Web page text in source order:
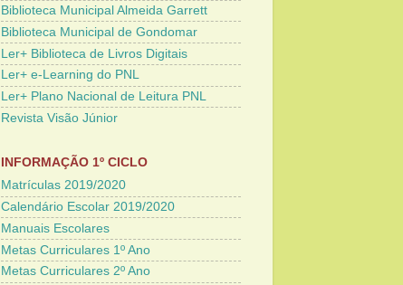
Biblioteca Municipal Almeida Garrett
Biblioteca Municipal de Gondomar
Ler+ Biblioteca de Livros Digitais
Ler+ e-Learning do PNL
Ler+ Plano Nacional de Leitura PNL
Revista Visão Júnior
INFORMAÇÃO 1º CICLO
Matrículas 2019/2020
Calendário Escolar 2019/2020
Manuais Escolares
Metas Curriculares 1º Ano
Metas Curriculares 2º Ano